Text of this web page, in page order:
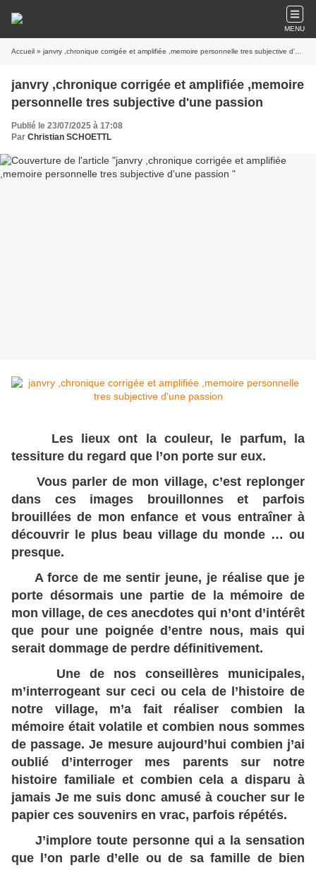
MENU
Accueil » janvry ,chronique corrigée et amplifiée ,memoire personnelle tres subjective d'une passion
janvry ,chronique corrigée et amplifiée ,memoire
personnelle tres subjective d'une passion
Publié le 23/07/2025 à 17:08
Par Christian SCHOETTL
Les lieux ont la couleur, le parfum, la
tessiture du regard que l’on porte sur eux.
Vous parler de mon village, c’est replonger
dans ces images brouillonnes et parfois
brouillées de mon enfance et vous entraîner à
découvrir le plus beau village du monde … ou
presque.
A force de me sentir jeune, je réalise que je
porte désormais une partie de la mémoire de
mon village, de ces anecdotes qui n’ont d’intérêt
que pour une poignée d’entre nous, mais qui
serait dommage de perdre définitivement.
Une de nos conseillères municipales,
m’interrogeant sur ceci ou cela de l’histoire de
notre village, m’a fait réaliser combien la
mémoire était volatile et combien nous sommes
de passage. Je mesure aujourd’hui combien j’ai
oublié d’interroger mes parents sur notre
histoire familiale et combien cela a disparu à
jamais Je me suis donc amusé à coucher sur le
papier ces souvenirs en vrac, parfois répétés.
J’implore toute personne qui a la sensation
que l’on parle d’elle ou de sa famille de bien